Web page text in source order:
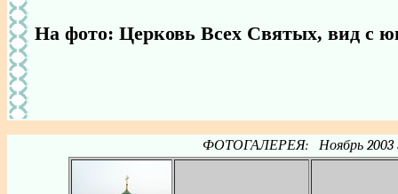
На фото: Церковь Всех Святых, вид с
ФОТОГАЛЕРЕЯ: Ноябрь 2003 г.,